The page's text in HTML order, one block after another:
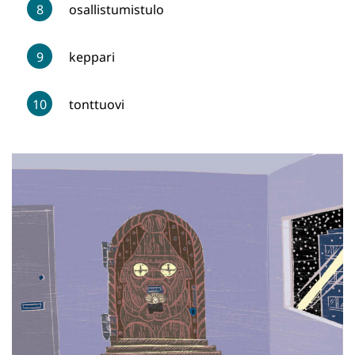
osallistumistulo
keppari
tonttuovi